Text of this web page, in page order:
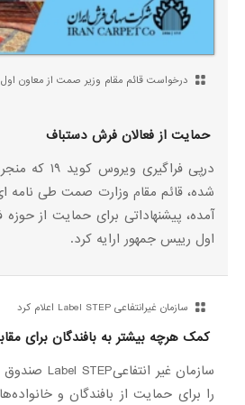
درخواست قائم مقام وزیر صمت از معاون
حمایت از فعالان فرش دستباف
درپی فراگیری
شده، قائم مقام وزارت صمت طی
آمده، پیشنهاداتی برای حمایت از
اول رییس جمهور ارایه کرد.
سازمان غیرانتفاعی Label STEP اعلام کرد
کمک هرچه بیشتر به بافندگان برای
را برای حمایت از بافندگان و